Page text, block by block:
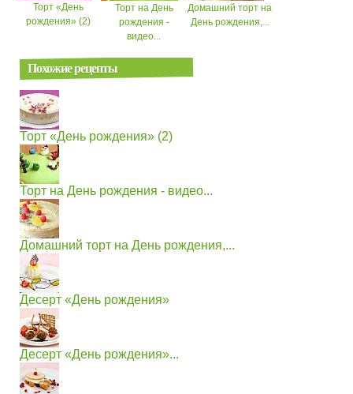
Торт «День
рождения» (2)
Торт на День
рождения -
видео...
Домашний торт на
День рождения,...
Похожие рецепты
Торт «День рождения» (2)
Торт на День рождения - видео...
Домашний торт на День рождения,...
Десерт «День рождения»
Десерт «День рождения»...